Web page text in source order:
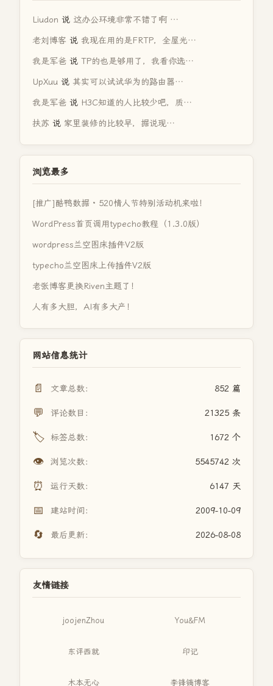
Liudon 说 这办公环境非常不错了啊 …
老刘博客 说 我现在用的是FRTP，全屋光…
我是军爸 说 TP的也是够用了，我看你选…
UpXuu 说 其实可以试试华为的路由器…
我是军爸 说 H3C知道的人比较少吧，质…
扶苏 说 家里装修的比较早，据说现…
浏览最多
[推广]酷鸭数据 · 520情人节特别活动机来啦！
WordPress首页调用typecho教程（1.3.0版）
wordpress兰空图床插件V2版
typecho兰空图床上传插件V2版
老张博客更换Riven主题了！
人有多大胆，AI有多大产！
网站信息统计
📄 文章总数： 852 篇
💬 评论数目： 21325 条
🏷️ 标签总数： 1672 个
👁️ 浏览次数： 5545742 次
⏰ 运行天数： 6147 天
📅 建站时间： 2009-10-09
🔄 最后更新： 2026-08-08
友情链接
joojenZhou You&FM
东评西就 印记
木本无心 李锋镝博客